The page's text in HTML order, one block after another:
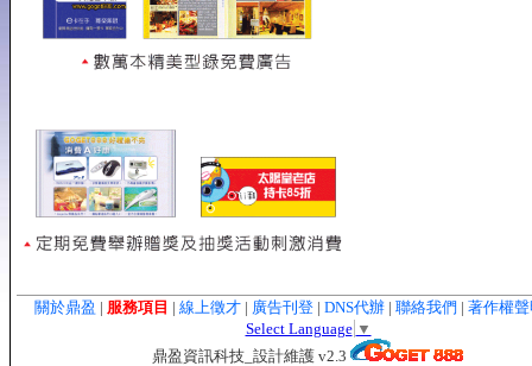
關於鼎盈 | 服務項目 | 線上徵才 | 廣告刊登 | DNS代辦 | 聯絡我們 | 著作
Select Language ▼
鼎盈資訊科技_設計維護 v2.3